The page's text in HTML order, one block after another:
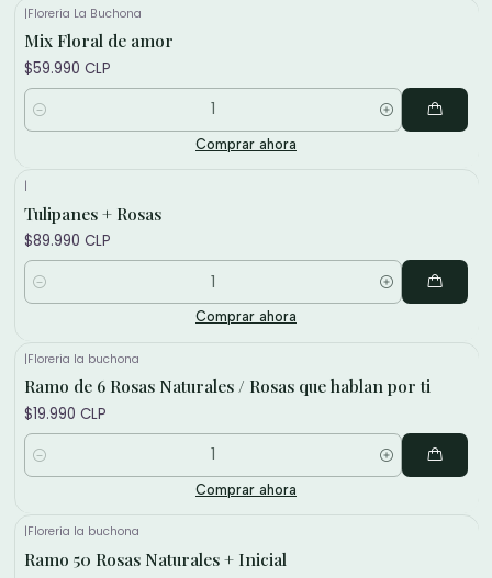
|Floreria La Buchona
Mix Floral de amor
$59.990 CLP
Cantidad
Comprar ahora
|
Tulipanes + Rosas
$89.990 CLP
Cantidad
Comprar ahora
|Floreria la buchona
Ramo de 6 Rosas Naturales / Rosas que hablan por ti
$19.990 CLP
Cantidad
Comprar ahora
|Floreria la buchona
Ramo 50 Rosas Naturales + Inicial